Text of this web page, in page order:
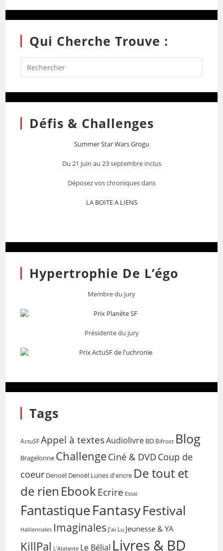
Qui Cherche Trouve :
Défis & Challenges
Summer Star Wars Grogu
Du 21 juin au 23 septembre inclus
Déposez vos chroniques dans
LA BOITE A LIENS
Hypertrophie De L’égo
Membre du jury
Présidente du jury
Tags
ActuSF Appel à textesAudiolivre BD Bifrost Blog
Bragelonne ChallengeCiné & DVD Coup de
coeur Denoël Denoël Lunes d'encre De tout et
de rien EbookEcrire Essai
FantastiqueFantasyFestival
Halliennales Imaginales J'ai Lu Jeunesse & YA
KillPal L'Atalante Le Bélial Livres & BD